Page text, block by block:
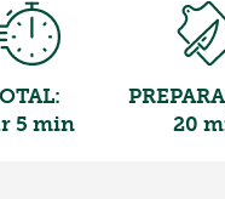
5 min
20